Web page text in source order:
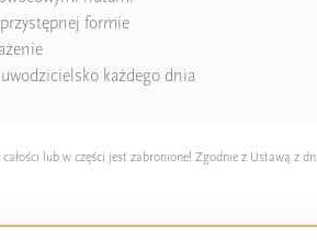
formie
każdego dnia
lub w części jest zabronione! Zgodnie z Ustawą